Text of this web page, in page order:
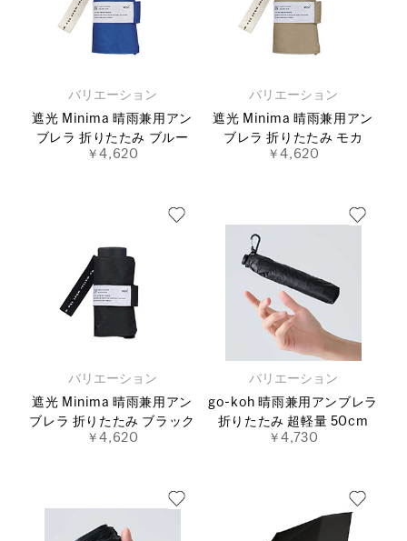
バリエーション
遮光 Minima 晴雨兼用アン
ブレラ 折りたたみ ブルー
￥4,620
バリエーション
遮光 Minima 晴雨兼用アン
ブレラ 折りたたみ モカ
￥4,620
バリエーション
遮光 Minima 晴雨兼用アン
ブレラ 折りたたみ ブラック
￥4,620
バリエーション
go-koh 晴雨兼用アンブレラ
折りたたみ 超軽量 50cm
￥4,730